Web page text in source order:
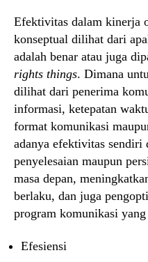
Efektivitas dalam kinerja
konseptual dilihat dari
adalah benar atau juga
rights things. Dimana
dilihat dari penerima
informasi, ketepatan
format komunikasi
adanya efektivitas sendiri
penyelesaian maupun
masa depan,
berlaku, dan juga
program komunikasi
Efesiensi